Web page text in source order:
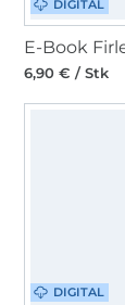
DIGITAL
6,90 € / Stk
DIGITAL